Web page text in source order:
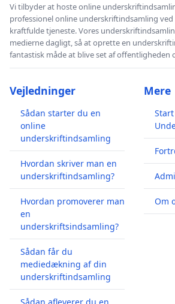
Vi tilbyder at hoste online
professionel online underskriftindsamling
kraftfulde tjeneste. Vores
medierne dagligt, så at oprette en
fantastisk måde at blive set af offentligheden
Vejledninger
Sådan starter du en
online
underskriftindsamling
Hvordan skriver man en
underskriftindsamling?
Hvordan promoverer man
en
underskriftsindsamling?
Sådan får du
mediedækning af din
underskriftindsamling
Sådan afleverer du en
Mere
Om